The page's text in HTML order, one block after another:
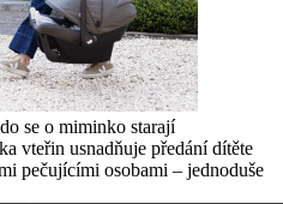
se o miminko starají
vteřin usnadňuje předání dítěte
pečujícími osobami – jednoduše